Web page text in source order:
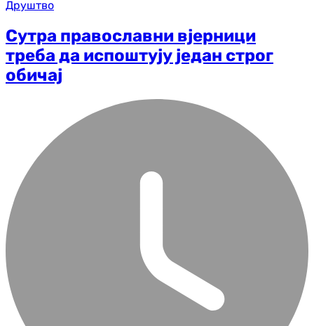
Друштво
Сутра православни вјерници
треба да испоштују један строг
обичај